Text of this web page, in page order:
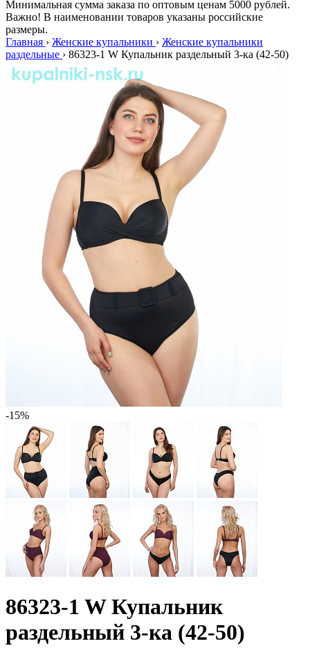
Минимальная сумма заказа по оптовым ценам 5000 рублей.
Важно! В наименовании товаров указаны российские
размеры.
Главная › Женские купальники › Женские купальники
раздельные › 86323-1 W Купальник раздельный 3-ка (42-50)
-15%
86323-1 W Купальник
раздельный 3-ка (42-50)